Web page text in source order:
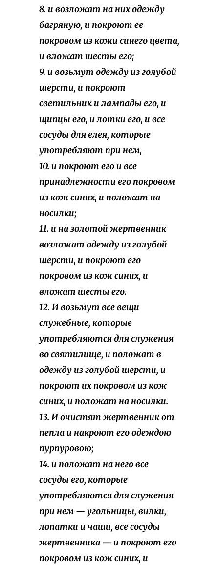
8. и возложат на них одежду
багряную, и покроют ее
покровом из кожи синего цвета,
и вложат шесты его;
9. и возьмут одежду из голубой
шерсти, и покроют
светильник и лампады его, и
щипцы его, и лотки его, и все
сосуды для елея, которые
употребляют при нем,
10. и покроют его и все
принадлежности его покровом
из кож синих, и положат на
носилки;
11. и на золотой жертвенник
возложат одежду из голубой
шерсти, и покроют его
покровом из кож синих, и
вложат шесты его.
12. И возьмут все вещи
служебные, которые
употребляются для служения
во святилище, и положат в
одежду из голубой шерсти, и
покроют их покровом из кож
синих, и положат на носилки.
13. И очистят жертвенник от
пепла и накроют его одеждою
пурпуровою;
14. и положат на него все
сосуды его, которые
употребляются для служения
при нем — угольницы, вилки,
лопатки и чаши, все сосуды
жертвенника — и покроют его
покровом из кож синих, и